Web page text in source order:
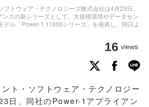
トウェア・テクノロジーズ株式会社は4月23日、
スの新シリーズとして、大規模環境やデータセン
デル「Power-1 11000シリーズ」を発表し、同日よ
16 views
ト・ソフトウェア・テクノロジー
日、同社のPower-1アプライアン